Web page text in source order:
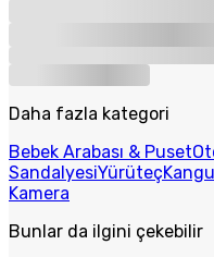
Daha fazla kategori
Bebek Arabası & Puset
SandalyesiYürüteç
Kamera
Bunlar da ilgini çekebilir